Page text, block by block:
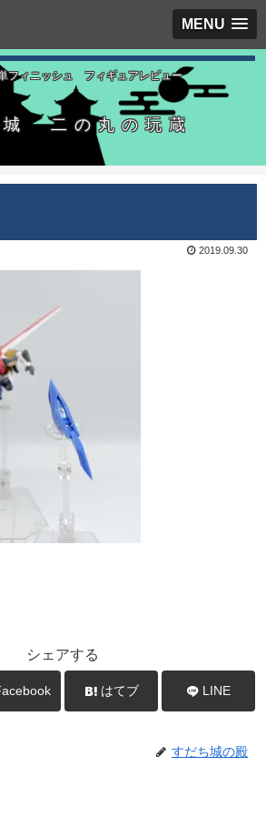
MENU
フィニッシュ フィギュアレビュー
城 二の丸の玩蔵
2019.09.30
シェアする
はてブ LINE
すだち城の殿